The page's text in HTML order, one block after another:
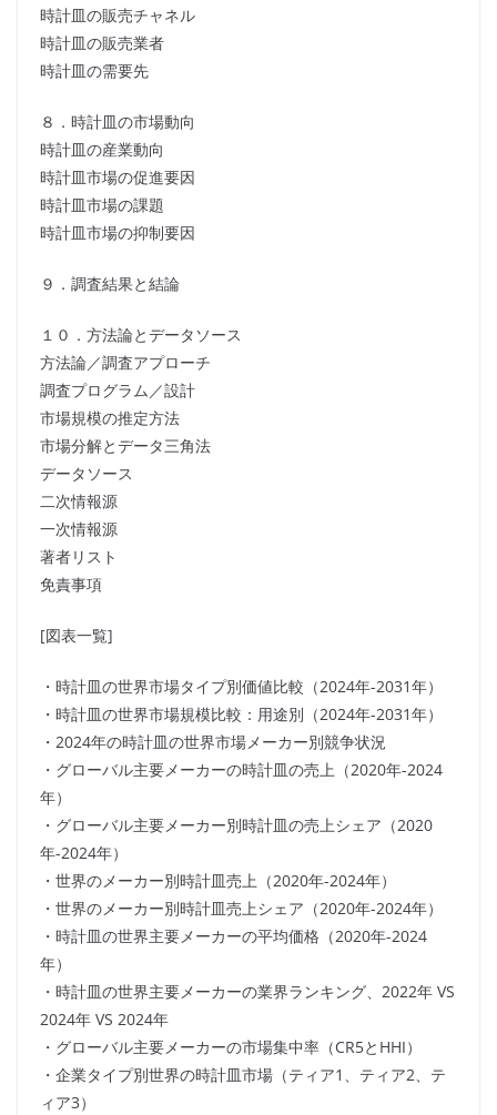
時計皿の販売チャネル
時計皿の販売業者
時計皿の需要先
８．時計皿の市場動向
時計皿の産業動向
時計皿市場の促進要因
時計皿市場の課題
時計皿市場の抑制要因
９．調査結果と結論
１０．方法論とデータソース
方法論／調査アプローチ
調査プログラム／設計
市場規模の推定方法
市場分解とデータ三角法
データソース
二次情報源
一次情報源
著者リスト
免責事項
[図表一覧]
・時計皿の世界市場タイプ別価値比較（2024年-2031年）
・時計皿の世界市場規模比較：用途別（2024年-2031年）
・2024年の時計皿の世界市場メーカー別競争状況
・グローバル主要メーカーの時計皿の売上（2020年-2024
年）
・グローバル主要メーカー別時計皿の売上シェア（2020
年-2024年）
・世界のメーカー別時計皿売上（2020年-2024年）
・世界のメーカー別時計皿売上シェア（2020年-2024年）
・時計皿の世界主要メーカーの平均価格（2020年-2024
年）
・時計皿の世界主要メーカーの業界ランキング、2022年 VS
2024年 VS 2024年
・グローバル主要メーカーの市場集中率（CR5とHHI）
・企業タイプ別世界の時計皿市場（ティア1、ティア2、テ
ィア3）